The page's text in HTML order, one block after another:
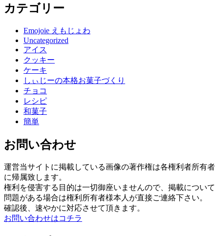
カテゴリー
Emojoie えもじょわ
Uncategorized
アイス
クッキー
ケーキ
しぃじーの本格お菓子づくり
チョコ
レシピ
和菓子
簡単
お問い合わせ
運営当サイトに掲載している画像の著作権は各権利者所有者
に帰属致します。
権利を侵害する目的は一切御座いませんので、掲載について
問題がある場合は権利所有者様本人が直接ご連絡下さい。
確認後、速やかに対応させて頂きます。
お問い合わせはコチラ